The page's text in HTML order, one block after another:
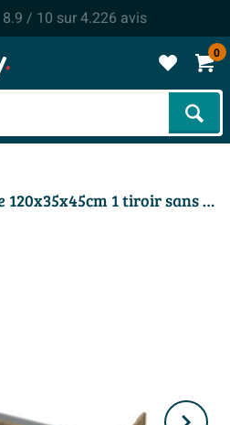
8.9 / 10 sur4.226 avis
0
Ink meuble sous-vasque 120x35x45cm 1 tiroir sans poignée turnboard en bois chêne naturel